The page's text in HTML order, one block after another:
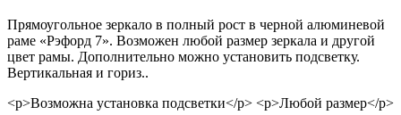
Прямоугольное зеркало в полный рост в черной алюминевой
раме «Рэфорд 7». Возможен любой размер зеркала и другой
цвет рамы. Дополнительно можно установить подсветку.
Вертикальная и гориз..
<p>Возможна установка подсветки</p> <p>Любой размер</p>